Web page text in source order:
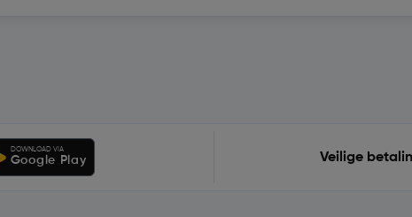
DOWNLOAD VIA
Google Play Veilige